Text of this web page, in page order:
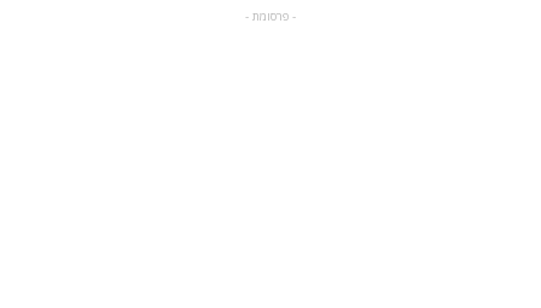
- פרסומת -